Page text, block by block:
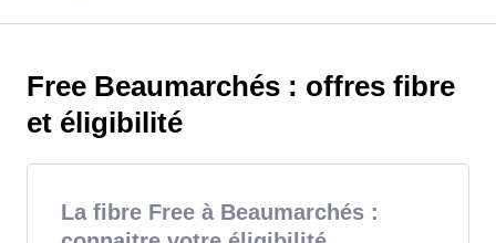
Free Beaumarchés : offres fibre
et éligibilité
La fibre Free à Beaumarchés :